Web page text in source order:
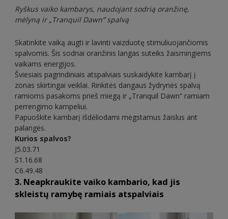
Ryškus vaiko kambarys, naudojant sodrią oranžinę,
mėlyną ir „Tranquil Dawn” spalvą
Skatinkite vaiką augti ir lavinti vaizduotę stimuliuojančiomis
spalvomis. Šis sodriai oranžinis langas suteiks žaismingiems
vaikams energijos.
Šviesiais pagrindiniais atspalviais suskaidykite kambarį į
zonas skirtingai veiklai. Rinkitės dangaus žydrynės spalvą
ramioms pasakoms prieš miegą ir „Tranquil Dawn“ ramiam
perrengimo kampeliui.
Papuoškite kambarį išdėliodami mėgstamus žaislus ant
palangės.
Kurios spalvos?
J5.03.71
S1.16.68
C6.49.48
3. Neapkraukite vaiko kambario, kad jis
skleistų ramybę ramiais atspalviais